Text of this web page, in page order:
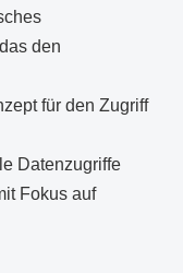
den
für den Zugriff
Datenzugriffe
Fokus auf